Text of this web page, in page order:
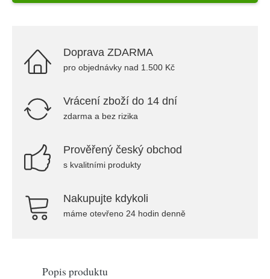
Doprava ZDARMA
pro objednávky nad 1.500 Kč
Vrácení zboží do 14 dní
zdarma a bez rizika
Prověřený český obchod
s kvalitními produkty
Nakupujte kdykoli
máme otevřeno 24 hodin denně
Popis produktu